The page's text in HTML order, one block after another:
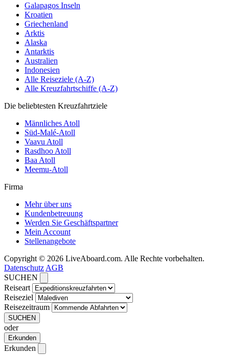
Galapagos Inseln
Kroatien
Griechenland
Arktis
Alaska
Antarktis
Australien
Indonesien
Alle Reiseziele (A-Z)
Alle Kreuzfahrtschiffe (A-Z)
Die beliebtesten Kreuzfahrtziele
Männliches Atoll
Süd-Malé-Atoll
Vaavu Atoll
Rasdhoo Atoll
Baa Atoll
Meemu-Atoll
Firma
Mehr über uns
Kundenbetreuung
Werden Sie Geschäftspartner
Mein Account
Stellenangebote
Copyright © 2026 LiveAboard.com. Alle Rechte vorbehalten.
Datenschutz AGB
SUCHEN
Reiseart
Reiseziel
Reisezeitraum
SUCHEN
oder
Erkunden
Erkunden